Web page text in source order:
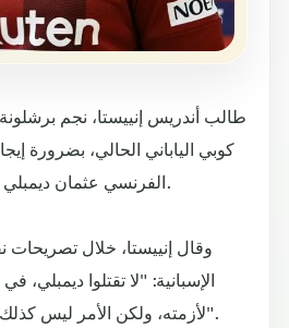
طالب أندريس إنييستا، نجم
كوبي الياباني الحالي، بضرورة
الفرنسي عثمان ديمبلي لاعب البلوجرانا الحالي.
وقال إنييستا، خلال
الإسبانية: "لا تقتلوا
لأزمته، ولكن الأمر ليس كذلك، ويجب حل هذه الأزمة".